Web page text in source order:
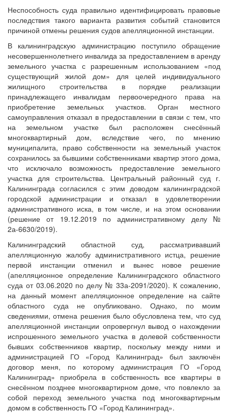
Неспособность суда правильно идентифицировать правовые
последствия такого варианта развития событий становится
причиной отмены решения судов апелляционной инстанции.
В калининградскую администрацию поступило обращение
несовершеннолетнего инвалида за предоставлением в аренду
земельного участка с разрешенным использованием «под
существующий жилой дом» для целей индивидуального
жилищного строительства в порядке реализации
принадлежащего инвалидам первоочередного права на
приобретение земельных участков. Орган местного
самоуправления отказал в предоставлении в связи с тем, что
на земельном участке был расположен снесённый
многоквартирный дом, вследствие чего, по мнению
муниципалита, право собственности на земельный участок
сохранилось за бывшими собственниками квартир этого дома,
что исключало возможность предоставление земельного
участка для строительства. Центральный районный суд г.
Калининграда согласился с этим доводом калининградской
городской администрации и отказал в удовлетворении
административного иска, в том числе, и на этом основании
(решение от 19.12.2019 по административному делу №
2а-6630/2019).
Калининградский областной суд, рассматривавший
апелляционную жалобу административного истца, решение
первой инстанции отменил и вынес новое решение
(апелляционное определение Калининградского областного
суда от 03.06.2020 по делу № 33а-2091/2020). К сожалению,
на данный момент апелляционное определение на сайте
областного суда не опубликовано. Однако, по моим
сведениями, отмена решения было обусловлена тем, что суд
апелляционной инстанции опровергнул вывод о нахождении
испрошенного земельного участка в долевой собственности
бывших собственников квартир, поскольку между ними и
администрацией ГО «Город Калининград» был заключён
договор меня, по которому администрация ГО «Город
Калининград» приобрела в собственность все квартиры в
снесённом позднее многоквартирном доме, что повлекло за
собой переход земельного участка под многоквартирным
домом в собственность ГО «Город Калининград».